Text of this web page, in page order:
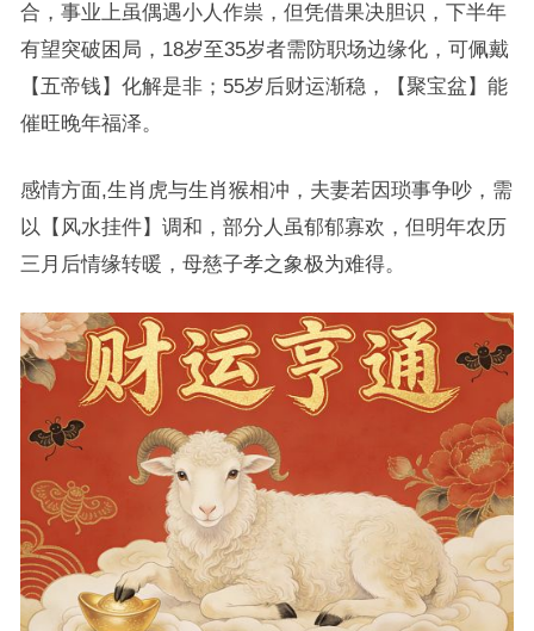
合，事业上虽偶遇小人作祟，但凭借果决胆识，下半年
有望突破困局，18岁至35岁者需防职场边缘化，可佩戴
【五帝钱】化解是非；55岁后财运渐稳，【聚宝盆】能
催旺晚年福泽。
感情方面,生肖虎与生肖猴相冲，夫妻若因琐事争吵，需
以【风水挂件】调和，部分人虽郁郁寡欢，但明年农历
三月后情缘转暖，母慈子孝之象极为难得。